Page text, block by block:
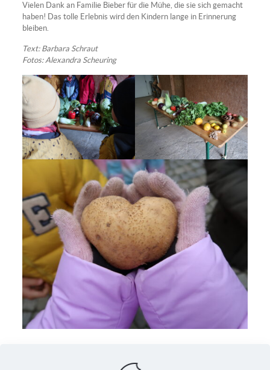
Vielen Dank an Familie Bieber für die Mühe, die sie sich gemacht
haben! Das tolle Erlebnis wird den Kindern lange in Erinnerung
bleiben.
Text: Barbara Schraut
Fotos: Alexandra Scheuring